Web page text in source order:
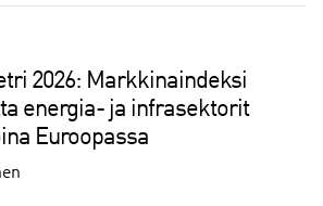
2026: Markkinaindeksi
energia- ja infrasektorit
Euroopassa